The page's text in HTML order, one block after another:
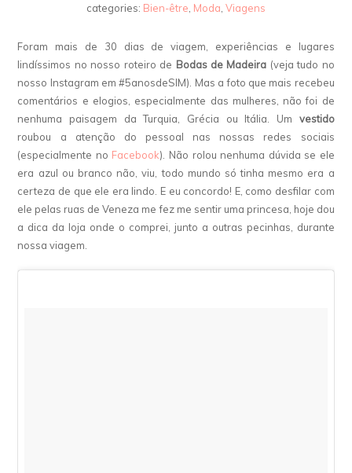
categories: Bien-être Moda Viagens
Foram mais de 30 dias de viagem, experiências e lugares
lindíssimos no nosso roteiro de Bodas de Madeira (veja tudo no
nosso Instagram em #5anosdeSIM). Mas a foto que mais recebeu
comentários e elogios, especialmente das mulheres, não foi de
nenhuma paisagem da Turquia, Grécia ou Itália. Um vestido
roubou a atenção do pessoal nas nossas redes sociais
(especialmente no Facebook). Não rolou nenhuma dúvida se ele
era azul ou branco não, viu, todo mundo só tinha mesmo era a
certeza de que ele era lindo. E eu concordo! E, como desfilar com
ele pelas ruas de Veneza me fez me sentir uma princesa, hoje dou
a dica da loja onde o comprei, junto a outras pecinhas, durante
nossa viagem.